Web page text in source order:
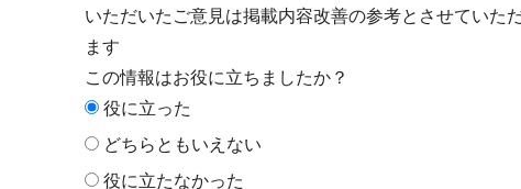
いただいたご意見は掲載内容改善の参考とさせていた
ます
この情報はお役に立ちましたか？
役に立った
どちらともいえない
役に立たなかった